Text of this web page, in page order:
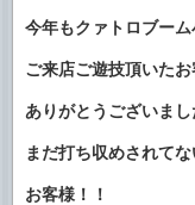
今年もクァトロブー
ご来店ご遊技頂いた
ありがとうございま
まだ打ち収めされてな
お客様！！